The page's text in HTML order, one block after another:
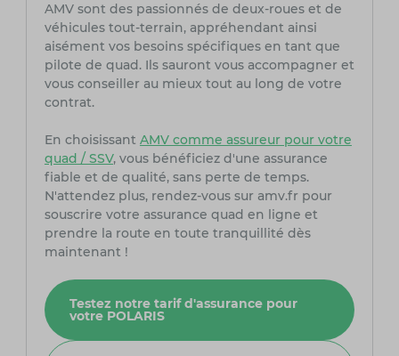
AMV sont des passionnés de deux-roues et de
véhicules tout-terrain, appréhendant ainsi
aisément vos besoins spécifiques en tant que
pilote de quad. Ils sauront vous accompagner et
vous conseiller au mieux tout au long de votre
contrat.
En choisissant AMV comme assureur pour votre
quad / SSV, vous bénéficiez d'une assurance
fiable et de qualité, sans perte de temps.
N'attendez plus, rendez-vous sur amv.fr pour
souscrire votre assurance quad en ligne et
prendre la route en toute tranquillité dès
maintenant !
Testez notre tarif d'assurance pour
votre POLARIS